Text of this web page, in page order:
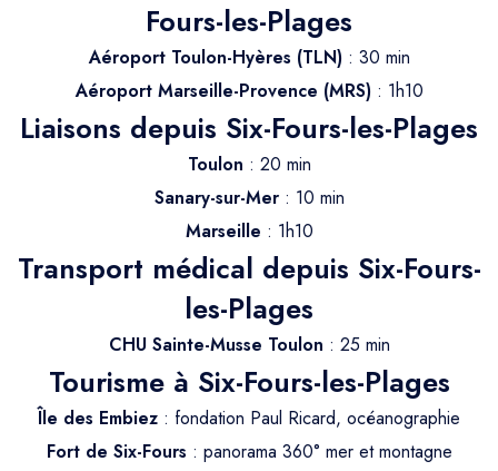
Trajet Séminaire
Trajet Santé
Trajet Longue Distance
Contactez-nous
Fours-les-Plages
Aéroport Toulon-Hyères (TLN): 30 min
Aéroport Marseille-Provence (MRS): 1h10
Liaisons depuis Six-Fours-les-Plages
Toulon : 20 min
Sanary-sur-Mer: 10 min
Marseille : 1h10
Transport médical depuis Six-Fours-
les-Plages
CHU Sainte-Musse Toulon : 25 min
Tourisme à Six-Fours-les-Plages
Île des Embiez : fondation Paul Ricard, océanographie
Fort de Six-Fours : panorama 360° mer et montagne